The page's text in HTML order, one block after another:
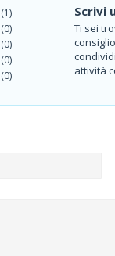
(1)
(0)
(0)
(0)
(0)
Scrivi
Ti sei
attività